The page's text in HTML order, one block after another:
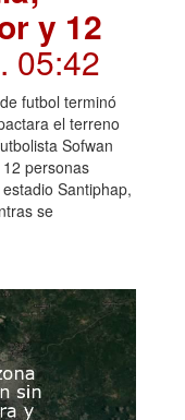
y 12
. 05:42
futbol terminó
el terreno
Sofwan
personas
Santiphap,
se